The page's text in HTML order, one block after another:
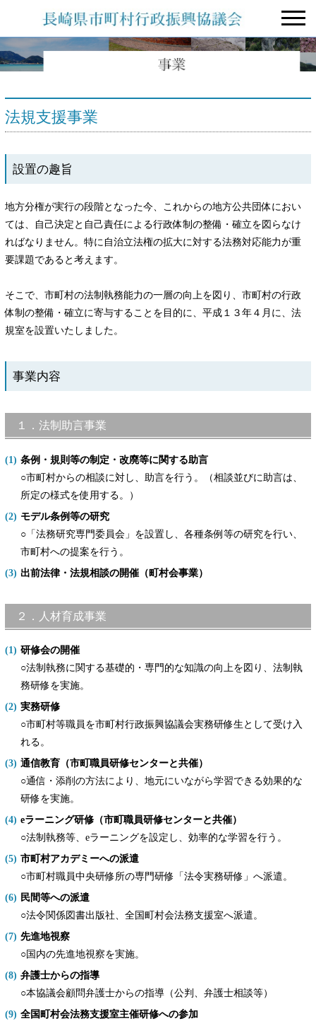
法規支援事業
設置の趣旨
地方分権が実行の段階となった今、これからの地方公共団体におい
ては、自己決定と自己責任による行政体制の整備・確立を図らなけ
ればなりません。特に自治立法権の拡大に対する法務対応能力が重
要課題であると考えます。
そこで、市町村の法制執務能力の一層の向上を図り、市町村の行政
体制の整備・確立に寄与することを目的に、平成１３年４月に、法
規室を設置いたしました。
事業内容
１．法制助言事業
条例・規則等の制定・改廃等に関する助言
○市町村からの相談に対し、助言を行う。（相談並びに助言は、
所定の様式を使用する。）
モデル条例等の研究
○「法務研究専門委員会」を設置し、各種条例等の研究を行い、
市町村への提案を行う。
出前法律・法規相談の開催（町村会事業）
２．人材育成事業
研修会の開催
○法制執務に関する基礎的・専門的な知識の向上を図り、法制執
務研修を実施。
実務研修
○市町村等職員を市町村行政振興協議会実務研修生として受け入
れる。
通信教育（市町職員研修センターと共催）
○通信・添削の方法により、地元にいながら学習できる効果的な
研修を実施。
eラーニング研修（市町職員研修センターと共催）
○法制執務等、eラーニングを設定し、効率的な学習を行う。
市町村アカデミーへの派遣
○市町村職員中央研修所の専門研修「法令実務研修」へ派遣。
民間等への派遣
○法令関係図書出版社、全国町村会法務支援室へ派遣。
先進地視察
○国内の先進地視察を実施。
弁護士からの指導
○本協議会顧問弁護士からの指導（公判、弁護士相談等）
全国町村会法務支援室主催研修への参加